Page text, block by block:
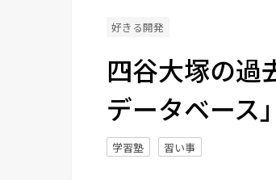
好きる開発
四谷大塚の過
データベース
学習塾 習い事